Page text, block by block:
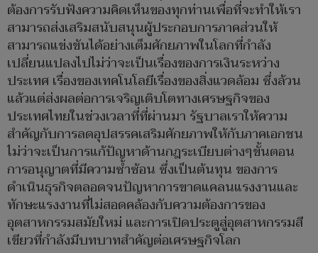
ต้องการรับฟังความคิดเห็นของทุกท่านเพื่อที่จะทำให้เรา
สามารถส่งเสริมสนับสนุนผู้ประกอบการภาคส่วนให้
สามารถแข่งขันได้อย่างเต็มศักยภาพในโลกที่กำลัง
เปลี่ยนแปลงไปไม่ว่าจะเป็นเรื่องของการเงินระหว่าง
ประเทศ เรื่องของเทคโนโลยีเรื่องของสิ่งแวดล้อม ซึ่งล้วน
แล้วแต่ส่งผลต่อการเจริญเติบโตทางเศรษฐกิจของ
ประเทศไทยในช่วงเวลาที่ที่ผ่านมา รัฐบาลเราให้ความ
สำคัญกับการลดอุปสรรคเสริมศักยภาพให้กับภาคเอกชน
ไม่ว่าจะเป็นการแก้ปัญหาด้านกฎระเบียบต่างๆขั้นตอน
การอนุญาตที่มีความซ้ำซ้อน ซึ่งเป็นต้นทุน ของการ
ดำเนินธุรกิจตลอดจนปัญหาการขาดแคลนแรงงานและ
ทักษะแรงงานที่ไม่สอดคล้องกับความต้องการของ
อุตสาหกรรมสมัยใหม่ และการเปิดประตูสู่อุตสาหกรรมสี
เขียวที่กำลังมีบทบาทสำคัญต่อเศรษฐกิจโลก